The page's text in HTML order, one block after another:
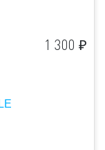
Подобрать1 300 ₽